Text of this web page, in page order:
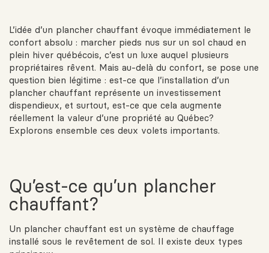
L’idée d’un plancher chauffant évoque immédiatement le
confort absolu : marcher pieds nus sur un sol chaud en
plein hiver québécois, c’est un luxe auquel plusieurs
propriétaires rêvent. Mais au-delà du confort, se pose une
question bien légitime : est-ce que l’installation d’un
plancher chauffant représente un investissement
dispendieux, et surtout, est-ce que cela augmente
réellement la valeur d’une propriété au Québec?
Explorons ensemble ces deux volets importants.
Qu’est-ce qu’un plancher
chauffant?
Un plancher chauffant est un système de chauffage
installé sous le revêtement de sol. Il existe deux types